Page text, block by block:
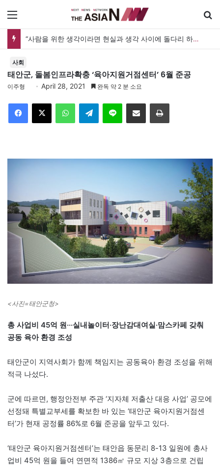
“사람을 위한 생각이라면 현실과 생각 사이에 돌다리 하나는 놓아야 하지 않을까”
사회
태안군, 돌봄인프라확충 ‘육아지원거점센터’ 6월 준공
이주형 April 28, 2021 완독 약 2 분 소요
Telegram 이메일
<사진=태안군청>
총 사업비 45억 원···실내놀이터·장난감대여실·맘스카페 갖춰
공동 육아 환경 조성
태안군이 지역사회가 함께 책임지는 공동육아 환경 조성을 위해
적극 나섰다.
군에 따르면, 행정안전부 주관 ‘지자체 저출산 대응 사업’ 공모에
선정돼 특별교부세를 확보한 바 있는 ‘태안군 육아지원거점센
터’가 현재 공정률 86%로 6월 준공을 앞두고 있다.
‘태안군 육아지원거점센터’는 태안읍 동문리 8-13 일원에 총사
업비 45억 원을 들여 연면적 1386㎡ 규모 지상 3층으로 건립